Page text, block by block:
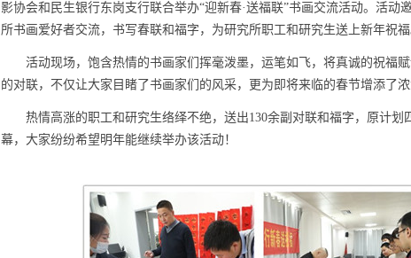
影协会和民生银行东岗支行联合举办“迎新春·送福联”书画交流活动。活动
所书画爱好者交流，书写春联和福字，为研究所职工和研究生送上新年祝福
活动现场，饱含热情的书画家们挥毫泼墨，运笔如飞，将真诚的祝福
的对联，不仅让大家目睹了书画家们的风采，更为即将来临的春节增添了浓
热情高涨的职工和研究生络绎不绝，送出130余副对联和福字，原计划
幕，大家纷纷希望明年能继续举办该活动！